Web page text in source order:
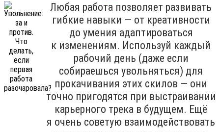
Любая работа позволяет развивать
гибкие навыки — от креативности
до умения адаптироваться
к изменениям. Используй каждый
рабочий день (даже если
собираешься увольняться) для
прокачивания этих скилов — они
точно пригодятся при выстраивании
карьерного трека в будущем. Ещё
я очень советую взаимодействовать